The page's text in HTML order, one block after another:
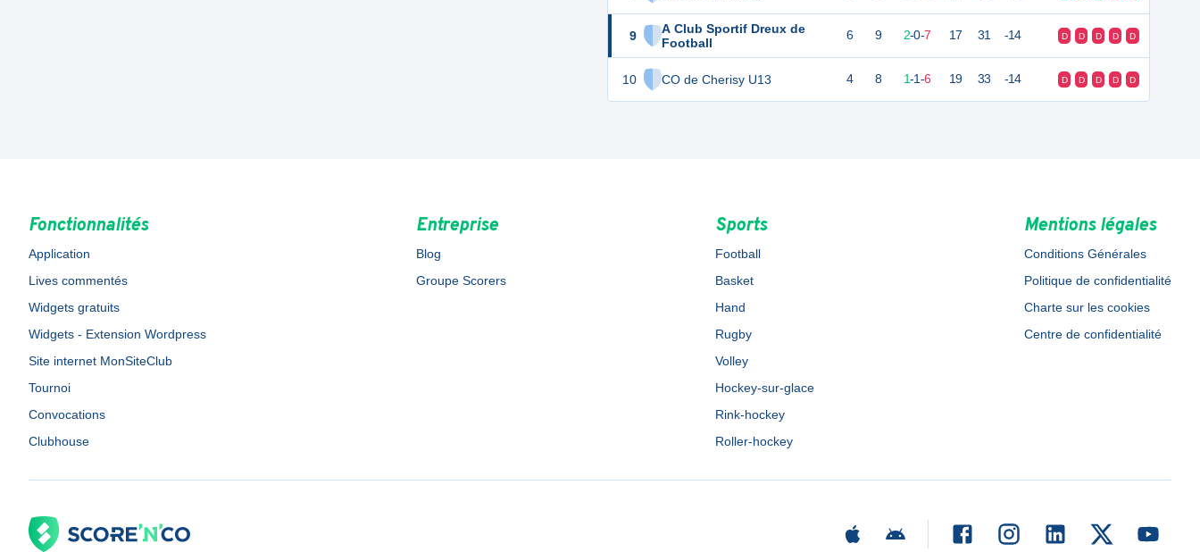
9
A Club Sportif Dreux de
Football
10 CO de Cherisy U13
6 9 2-0-7 17 31 -14 D D D D D
4 8 1-1-6 19 33 -14 D D D D D
Fonctionnalités
Application
Lives commentés
Widgets gratuits
Widgets - Extension Wordpress
Site internet MonSiteClub
Tournoi
Convocations
Clubhouse
Entreprise
Blog
Groupe Scorers
Sports
Football
Basket
Hand
Rugby
Volley
Hockey-sur-glace
Rink-hockey
Roller-hockey
Mentions légales
Conditions Générales
Politique de confidentialité
Charte sur les cookies
Centre de confidentialité